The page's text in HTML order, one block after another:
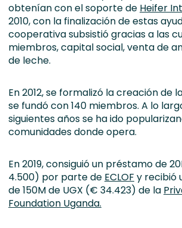
obtenían con el soporte de Heifer
2010, con la finalización de estas
cooperativa subsistió gracias a las
miembros, capital social, venta de
de leche.
En 2012, se formalizó la creación de
se fundó con 140 miembros. A lo
siguientes años se ha ido
comunidades donde opera.
En 2019, consiguió un préstamo de
4.500) por parte de ECLOF y recibió
de 150M de UGX (€ 34.423) de la
Foundation Uganda.